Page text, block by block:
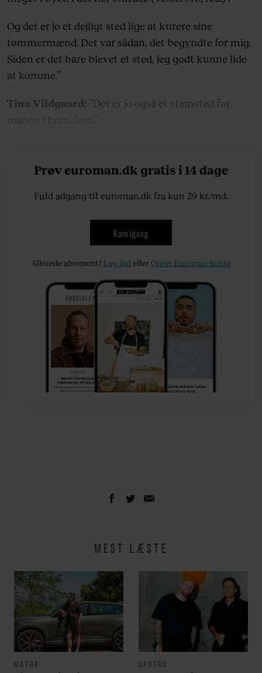
Og det er jo et dejligt sted lige at kurere sine
tømmermænd. Det var sådan, det begyndte for mig.
Siden er det bare blevet et sted, jeg godt kunne lide
at komme.”
Tina Vildgaard: ”Det er jo også et stamsted for
Prøv euroman.dk gratis i 14 dage
Fuld adgang til euroman.dk fra kun 29 kr./md.
Kom igang
Allerede abonnent? Log ind ellerOpret Euroman-konto
MEST LÆSTE
MOTOR GASTRO